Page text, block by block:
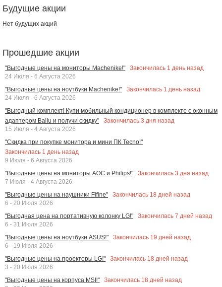
Будущие акции
Нет будущих акций
Прошедшие акции
"Выгодные цены на мониторы Machenike!" Закончилась 1 день назад
24 Июля - 6 Августа 2026
"Выгодные цены на ноутбуки Machenike!"
Закончилась 1 день назад
24 Июля - 6 Августа 2026
"Выгодный комплект! Купи мобильный кондиционер в комплекте с оконным
адаптером Ballu и получи скидку"
Закончилась 3 дня назад
15 Июля - 4 Августа 2026
"Скидка при покупке монитора и мини ПК Tecno!"
Закончилась 1 день назад
9 Июля - 6 Августа 2026
"Выгодные цены на мониторы AOC и Philips!"
Закончилась 3 дня назад
7 Июля - 4 Августа 2026
"Выгодные цены на наушники Fifine"
Закончилась 18 дней назад
6 - 20 Июля 2026
"Выгодная цена на портативную колонку LG!"
Закончилась 7 дней назад
6 - 31 Июля 2026
"Выгодные цены на ноутбуки ASUS!"
Закончилась 19 дней назад
6 - 19 Июля 2026
"Выгодные цены на проекторы LG!"
Закончилась 18 дней назад
3 - 20 Июля 2026
"Выгодные цены на корпуса MSI!"
Закончилась 18 дней назад